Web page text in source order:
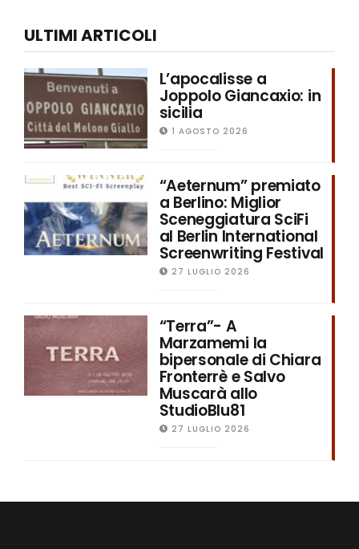
ULTIMI ARTICOLI
L’apocalisse a
Joppolo Giancaxio: in
sicilia
1 AGOSTO 2026
“Aeternum” premiato
a Berlino: Miglior
Sceneggiatura SciFi
al Berlin International
Screenwriting Festival
27 LUGLIO 2026
“Terra”- A
Marzamemi la
bipersonale di Chiara
Fronterrè e Salvo
Muscarà allo
StudioBlu81
27 LUGLIO 2026